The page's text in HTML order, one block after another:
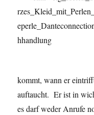
kommt, wann er
auftaucht. Er ist in
es darf weder Anrufe